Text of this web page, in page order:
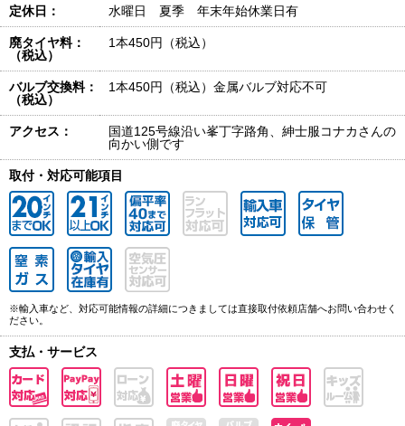
定休日： 水曜日 夏季 年末年始休業日有
廃タイヤ料：
（税込）
1本450円（税込）
バルブ交換料：
（税込）
1本450円（税込）金属バルブ対応不可
アクセス：
国道125号線沿い峯丁字路角、紳士服コナカさんの
向かい側です
取付・対応可能項目
※輸入車など、対応可能情報の詳細につきましては直接取付依頼店舗へお問い合わせく
ださい。
支払・サービス